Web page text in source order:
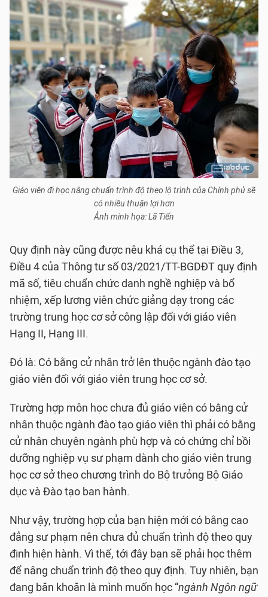
Giáo viên đi học nâng chuẩn trình độ theo lộ trình của Chính phủ sẽ
có nhiều thuận lợi hơn
Ảnh minh họa: Lã Tiến
Quy định này cũng được nêu khá cụ thể tại Điều 3,
Điều 4 của Thông tư số 03/2021/TT-BGDĐT quy định
mã số, tiêu chuẩn chức danh nghề nghiệp và bổ
nhiệm, xếp lương viên chức giảng dạy trong các
trường trung học cơ sở công lập đối với giáo viên
Hạng II, Hạng III.
Đó là: Có bằng cử nhân trở lên thuộc ngành đào tạo
giáo viên đối với giáo viên trung học cơ sở.
Trường hợp môn học chưa đủ giáo viên có bằng cử
nhân thuộc ngành đào tạo giáo viên thì phải có bằng
cử nhân chuyên ngành phù hợp và có chứng chỉ bồi
dưỡng nghiệp vụ sư phạm dành cho giáo viên trung
học cơ sở theo chương trình do Bộ trưỏng Bộ Giáo
dục và Đào tạo ban hành.
Như vậy, trường hợp của bạn hiện mới có bằng cao
đẳng sư phạm nên chưa đủ chuẩn trình độ theo quy
định hiện hành. Vì thế, tới đây bạn sẽ phải học thêm
để nâng chuẩn trình độ theo quy định. Tuy nhiên, bạn
đang băn khoăn là mình muốn học “ngành Ngôn ngữ